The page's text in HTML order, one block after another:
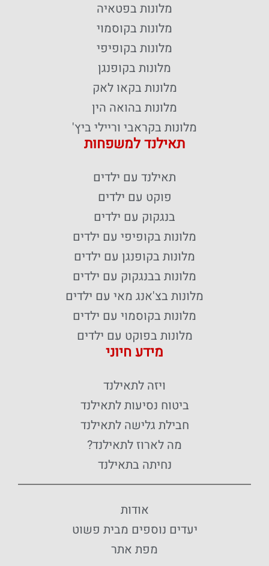
מלונות בפטאיה
מלונות בקוסמוי
מלונות בקופיפי
מלונות בקופנגן
מלונות בקאו לאק
מלונות בהואה הין
מלונות בקראבי וריילי ביץ'
תאילנד למשפחות
תאילנד עם ילדים
פוקט עם ילדים
בנגקוק עם ילדים
מלונות בקופיפי עם ילדים
מלונות בקופנגן עם ילדים
מלונות בבנגקוק עם ילדים
מלונות בצ'אנג מאי עם ילדים
מלונות בקוסמוי עם ילדים
מלונות בפוקט עם ילדים
מידע חיוני
ויזה לתאילנד
ביטוח נסיעות לתאילנד
חבילת גלישה לתאילנד
מה לארוז לתאילנד?
נחיתה בתאילנד
אודות
יעדים נוספים מבית פשוט
מפת אתר